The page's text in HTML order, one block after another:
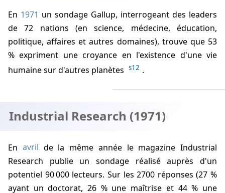
En 1971 un sondage Gallup, interrogeant des leaders
de 72 nations (en science, médecine, éducation,
politique, affaires et autres domaines), trouve que 53
% expriment une croyance en l'existence d'une vie
humaine sur d'autres planètes s12 .
Industrial Research (1971)
En avril de la même année le magazine Industrial
Research publie un sondage réalisé auprès d'un
potentiel 90 000 lecteurs. Sur les 2700 réponses (27 %
ayant un doctorat, 26 % une maîtrise et 44 % une